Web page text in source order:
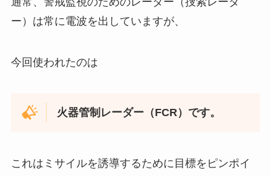
ー）は常に電波を出していますが、
今回使われたのは
火器管制レーダー（FCR）です。
これはミサイルを誘導するために目標をピンポイ